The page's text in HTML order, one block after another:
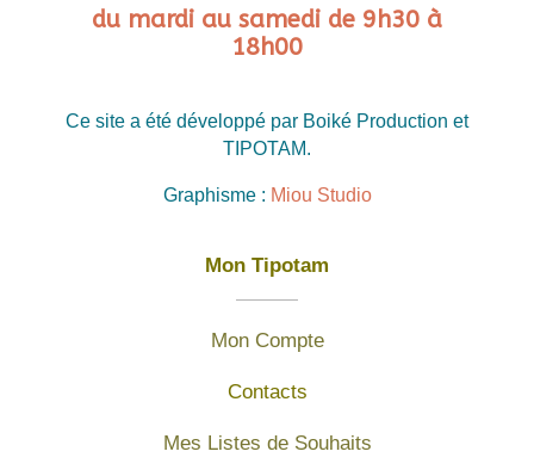
du mardi au samedi de 9h30 à
18h00
Ce site a été développé par Boiké Production et
TIPOTAM.
Graphisme : Miou Studio
Mon Tipotam
Mon Compte
Contacts
Mes Listes de Souhaits